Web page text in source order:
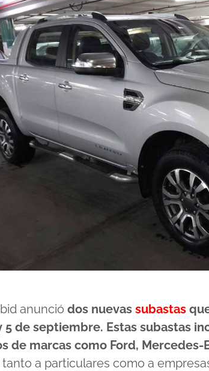
anunció dos nuevas subastas
5 de septiembre. Estas subastas
de marcas como Ford, Mercedes-
tanto a particulares como a